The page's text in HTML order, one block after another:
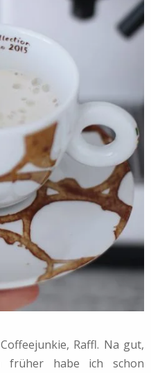
Raffl. Na gut,
früher habe ich schon